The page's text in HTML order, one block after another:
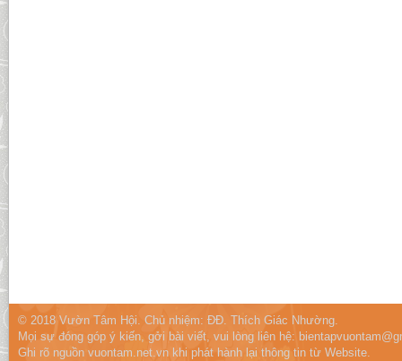
© 2018 Vườn Tâm Hội. Chủ nhiệm: ĐĐ. Thích Giác Nhường.
Mọi sự đóng góp ý kiến, gởi bài viết, vui lòng liên hệ:
Ghi rõ nguồn vuontam.net.vn khi phát hành lại thông tin từ Website.